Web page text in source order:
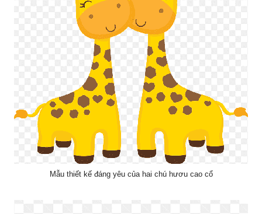
Mẫu thiết kế đáng yêu của hai chú hươu cao cổ